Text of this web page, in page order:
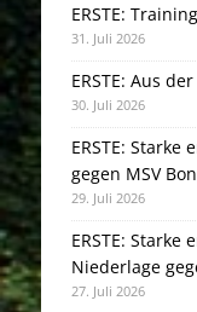
ERSTE:
31. Juli 2026
ERSTE: Aus
30. Juli 2026
ERSTE:
gegen MSV
29. Juli 2026
ERSTE: Starke
Niederlage
27. Juli 2026